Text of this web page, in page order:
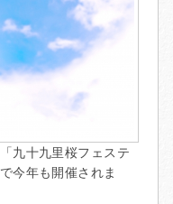
九十九里桜フェステ
今年も開催されま